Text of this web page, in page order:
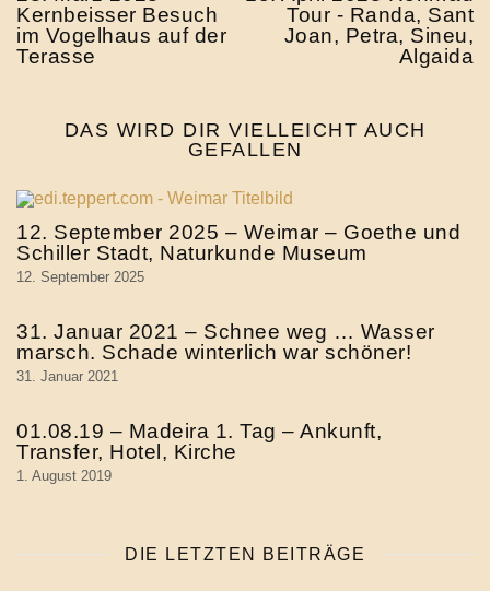
Kernbeisser Besuch
im Vogelhaus auf der
Terasse
Tour - Randa, Sant
Joan, Petra, Sineu,
Algaida
DAS WIRD DIR VIELLEICHT AUCH
GEFALLEN
12. September 2025 – Weimar – Goethe und
Schiller Stadt, Naturkunde Museum
12. September 2025
31. Januar 2021 – Schnee weg … Wasser
marsch. Schade winterlich war schöner!
31. Januar 2021
01.08.19 – Madeira 1. Tag – Ankunft,
Transfer, Hotel, Kirche
1. August 2019
DIE LETZTEN BEITRÄGE